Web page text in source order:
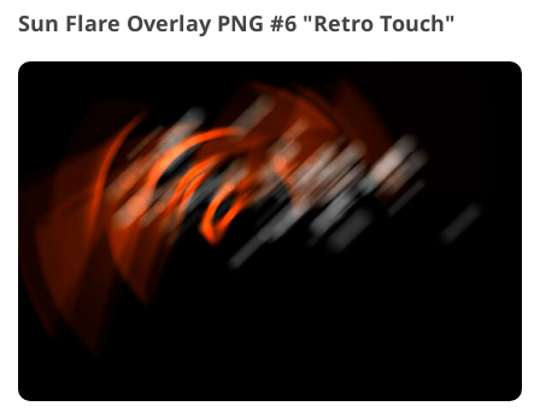
Sun Flare Overlay PNG #6 "Retro Touch"